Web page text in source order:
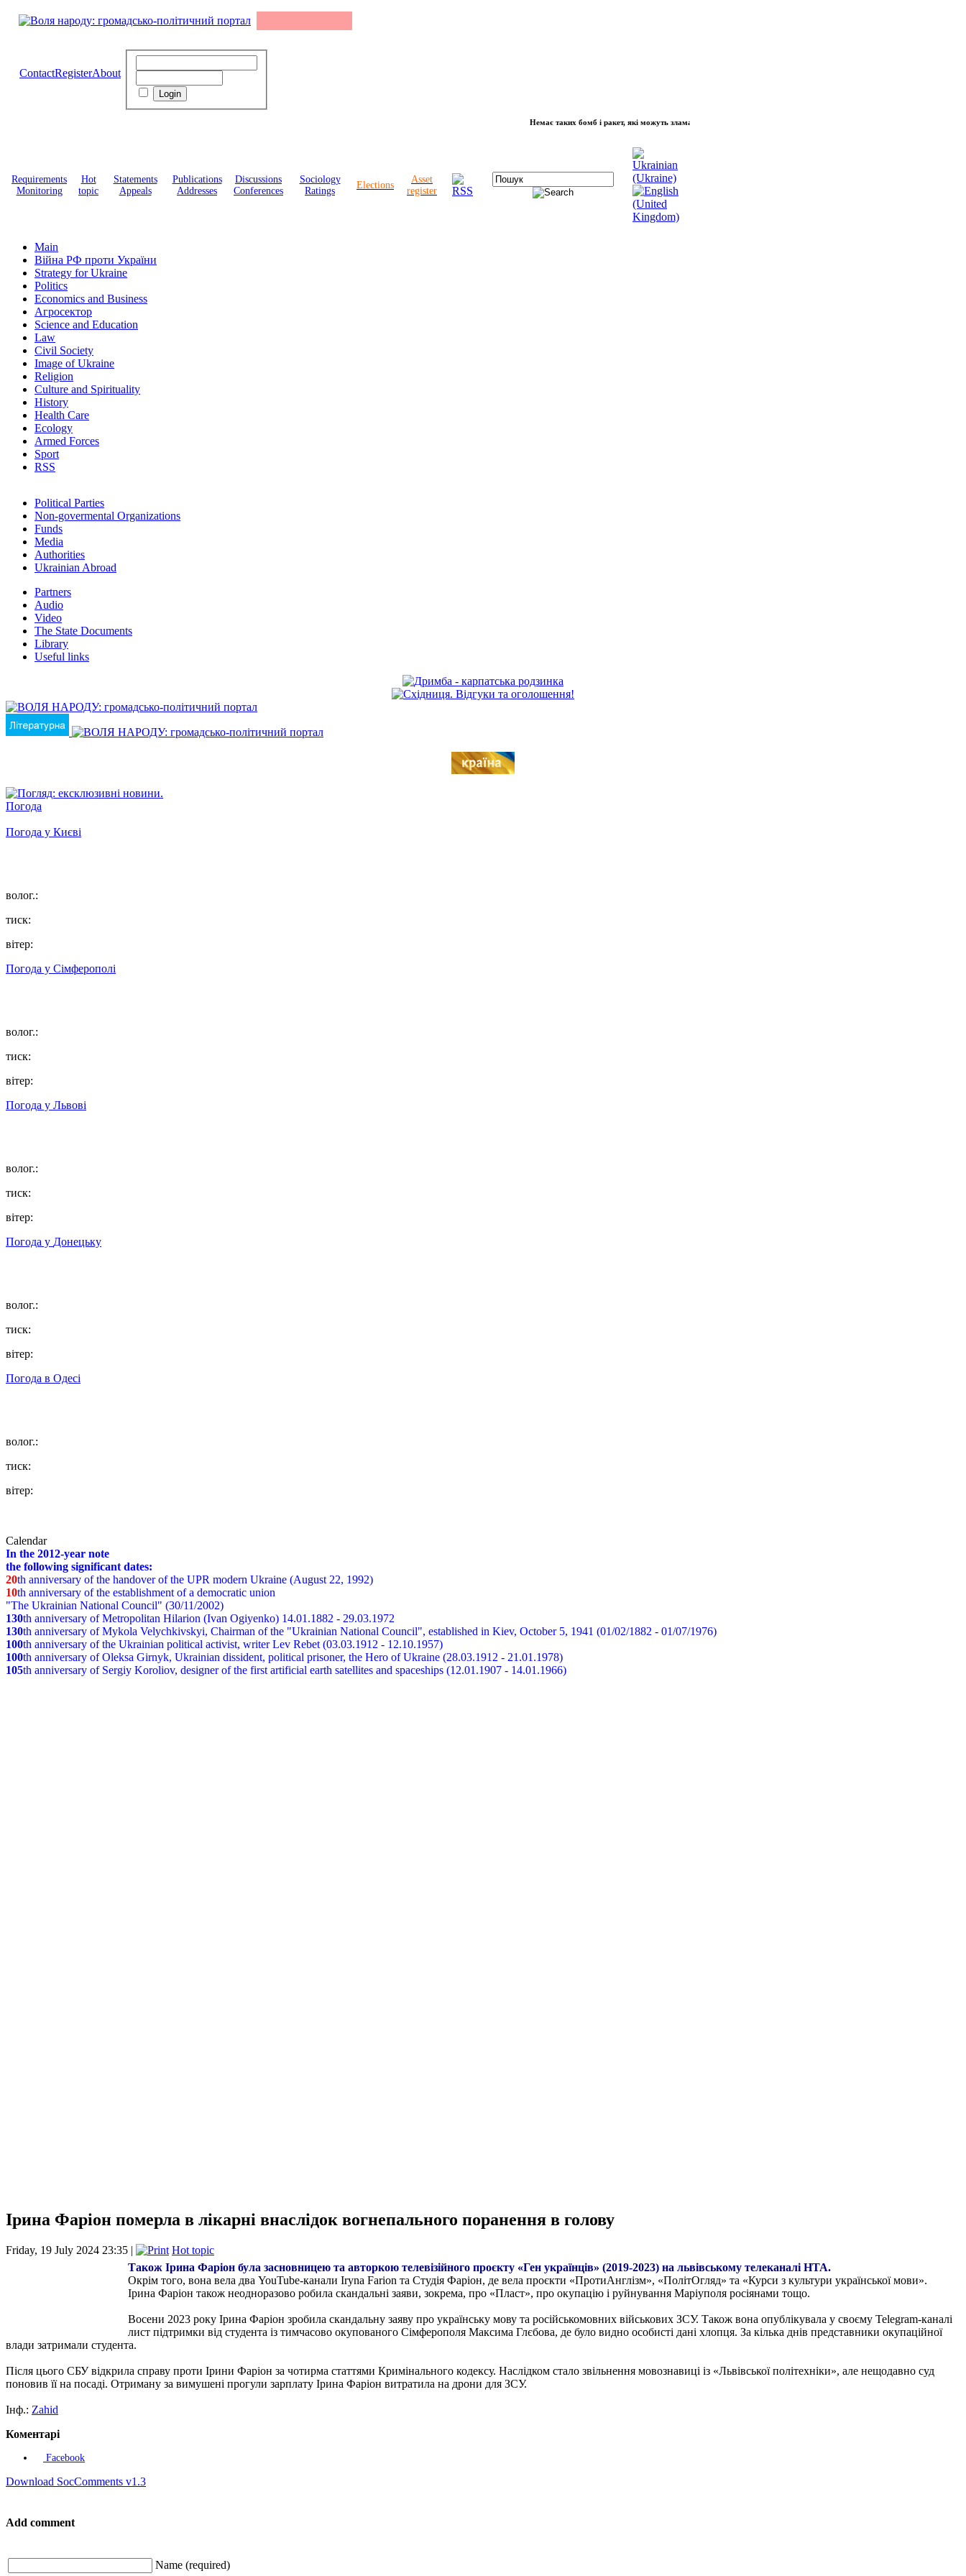
ContactRegisterAbout
Немає таких бомб і ракет, які можуть зламати волю народу, - Президент України Володимир Зеленський
Requirements
Monitoring
Hot
topic
Statements
Appeals
Publications
Addresses
Discussions
Conferences
Sociology
Ratings
Elections
Asset
register
Main
Війна РФ проти України
Strategy for Ukraine
Politics
Economics and Business
Агросектор
Science and Education
Law
Civil Society
Image of Ukraine
Religion
Culture and Spirituality
History
Health Care
Ecology
Armed Forces
Sport
RSS
Political Parties
Non-govermental Organizations
Funds
Мedia
Authorities
Ukrainian Abroad
Partners
Audio
Video
The State Documents
Library
Useful links
Погода
Погода у Києві
волог.:
тиск:
вітер:
Погода у Сімферополі
волог.:
тиск:
вітер:
Погода у Львові
волог.:
тиск:
вітер:
Погода у Донецьку
волог.:
тиск:
вітер:
Погода в Одесі
волог.:
тиск:
вітер:
Calendar
In the 2012-year note
the following significant dates:
20th anniversary of the handover of the UPR modern Ukraine (August 22, 1992)
10th anniversary of the establishment of a democratic union
"The Ukrainian National Council" (30/11/2002)
130th anniversary of Metropolitan Hilarion (Ivan Ogiyenko) 14.01.1882 - 29.03.1972
130th anniversary of Mykola Velychkivskyi, Chairman of the "Ukrainian National Council", established in Kiev, October 5, 1941 (01/02/1882 - 01/07/1976)
100th anniversary of the Ukrainian political activist, writer Lev Rebet (03.03.1912 - 12.10.1957)
100th anniversary of Oleksa Girnyk, Ukrainian dissident, political prisoner, the Hero of Ukraine (28.03.1912 - 21.01.1978)
105th anniversary of Sergiy Koroliov, designer of the first artificial earth satellites and spaceships (12.01.1907 - 14.01.1966)
Ірина Фаріон померла в лікарні внаслідок вогнепального поранення в голову
Friday, 19 July 2024 23:35 |
Hot topic
Також Ірина Фаріон була засновницею та авторкою телевізійного проєкту «Ген українців» (2019-2023) на львівському телеканалі НТА.
Окрім того, вона вела два YouTube-канали Iryna Farion та Студія Фаріон, де вела проєкти «ПротиАнглізм», «ПолітОгляд» та «Курси з культури української мови».
Ірина Фаріон також неодноразово робила скандальні заяви, зокрема, про «Пласт», про окупацію і руйнування Маріуполя росіянами тощо.
Восени 2023 року Ірина Фаріон зробила скандальну заяву про українську мову та російськомовних військових ЗСУ. Також вона опублікувала у своєму Telegram-каналі
лист підтримки від студента із тимчасово окупованого Сімферополя Максима Глєбова, де було видно особисті дані хлопця. За кілька днів представники окупаційної
влади затримали студента.
Після цього СБУ відкрила справу проти Ірини Фаріон за чотирма статтями Кримінального кодексу. Наслідком стало звільнення мовознавиці із «Львівської політехніки», але нещодавно суд
поновив її на посаді. Отриману за вимушені прогули зарплату Ірина Фаріон витратила на дрони для ЗСУ.
Інф.: Zahid
Коментарі
Facebook
Download SocComments v1.3
Add comment
Name (required)